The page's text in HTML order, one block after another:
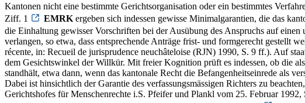
Kantonen nicht eine bestimmte Gerichtsorganisation oder ein bestimmtes
Ziff. 1
EMRK ergeben sich indessen gewisse Minimalgarantien, die das
die Einhaltung gewisser Vorschriften bei der Ausübung des Anspruchs auf
verlangen, so etwa, dass entsprechende Anträge frist- und formgerecht
récente, in: Recueil de jurisprudence neuchâteloise (RJN) 1990, S. 9 ff.). Auf
dem Gesichtswinkel der Willkür. Mit freier Kognition prüft es indessen, ob die
standhält, etwa dann, wenn das kantonale Recht die Befangenheitseinrede als
Dabei ist hinsichtlich der Garantie des verfassungsmässigen Richters zu
Gerichtshofes für Menschenrechte i.S. Pfeifer und Plankl vom 25. Februar